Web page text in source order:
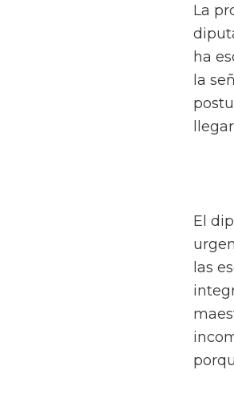
La
ha
la
El
las